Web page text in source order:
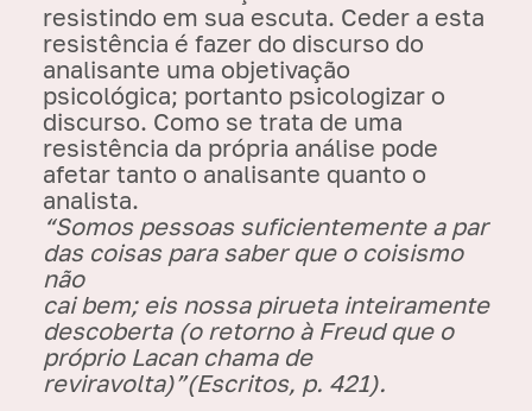
resistindo em sua escuta. Ceder a esta
resistência é fazer do discurso do
analisante uma objetivação
psicológica; portanto psicologizar o
discurso. Como se trata de uma
resistência da própria análise pode
afetar tanto o analisante quanto o
analista.
“Somos pessoas suficientemente a par
das coisas para saber que o coisismo
não
cai bem; eis nossa pirueta inteiramente
descoberta (o retorno à Freud que o
próprio Lacan chama de
reviravolta)”(Escritos, p. 421).